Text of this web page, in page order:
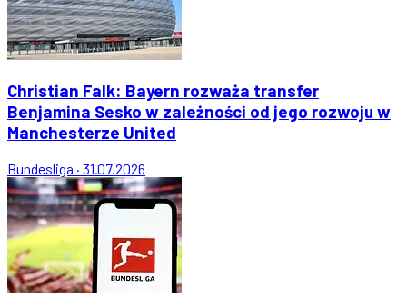
Christian Falk: Bayern rozważa transfer
Benjamina Sesko w zależności od jego rozwoju w
Manchesterze United
Bundesliga · 31.07.2026